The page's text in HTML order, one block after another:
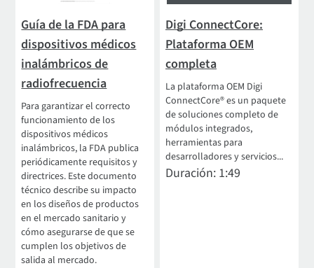
Guía de la FDA para
dispositivos médicos
inalámbricos de
radiofrecuencia
Para garantizar el correcto
funcionamiento de los
dispositivos médicos
inalámbricos, la FDA publica
periódicamente requisitos y
directrices. Este documento
técnico describe su impacto
en los diseños de productos
en el mercado sanitario y
cómo asegurarse de que se
cumplen los objetivos de
salida al mercado.
Digi ConnectCore:
Plataforma OEM
completa
La plataforma OEM Digi
ConnectCore® es un paquete
de soluciones completo de
módulos integrados,
herramientas para
desarrolladores y servicios...
Duración: 1:49